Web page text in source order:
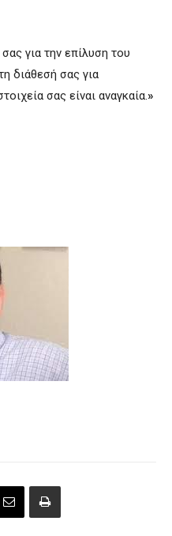
για την επίλυση του
διάθεσή σας για
σας είναι αναγκαία.»